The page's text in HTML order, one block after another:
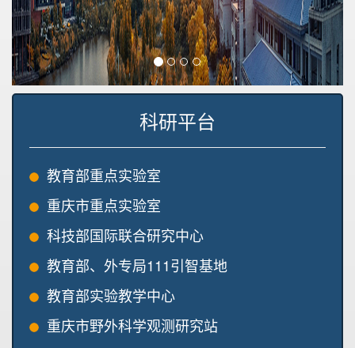
科研平台
教育部重点实验室
重庆市重点实验室
科技部国际联合研究中心
教育部、外专局111引智基地
教育部实验教学中心
重庆市野外科学观测研究站